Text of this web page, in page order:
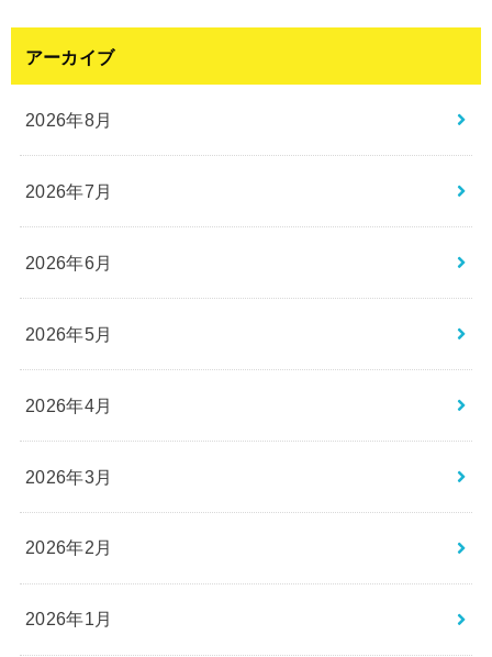
アーカイブ
2026年8月
2026年7月
2026年6月
2026年5月
2026年4月
2026年3月
2026年2月
2026年1月